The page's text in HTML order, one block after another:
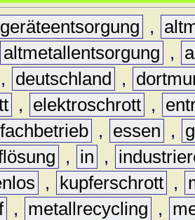
,
altmetallentsorgung ,
, deutschland ,
, elektroschrott ,
, essen ,
, in ,
, kupferschrott ,
, metallrecycling ,